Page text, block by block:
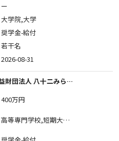
ー
大学院,大学
奨学金-給付
若干名
2026-08-31
公益財団法人 八十二みらい財団
400万円
高等専門学校,短期大学,専修学校,大学